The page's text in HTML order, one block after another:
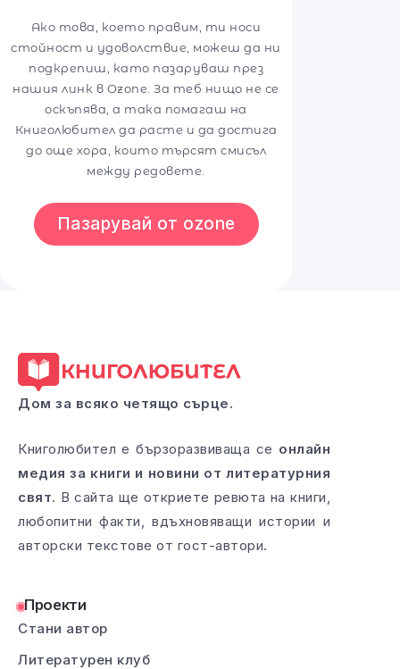
Ако това, което правим, ти носи
стойност и удоволствие, можеш да ни
подкрепиш, като пазаруваш през
нашия линк в Ozone. За теб нищо не се
оскъпява, а така помагаш на
Книголюбител да расте и да достига
до още хора, които търсят смисъл
между редовете.
Пазарувай от ozone
Дом за всяко четящо сърце.
Книголюбител е бързоразвиваща се онлайн
медия за книги и новини от литературния
свят. В сайта ще откриете ревюта на книги,
любопитни факти, вдъхновяващи истории и
авторски текстове от гост-автори.
Проекти
Стани автор
Литературен клуб